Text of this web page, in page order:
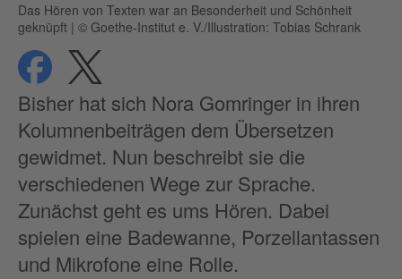
Das Hören von Texten war an Besonderheit und Schönheit
geknüpft | © Goethe-Institut e. V./Illustration: Tobias Schrank
teilen teilen
Bisher hat sich Nora Gomringer in ihren
Kolumnenbeiträgen dem Übersetzen
gewidmet. Nun beschreibt sie die
verschiedenen Wege zur Sprache.
Zunächst geht es ums Hören. Dabei
spielen eine Badewanne, Porzellantassen
und Mikrofone eine Rolle.